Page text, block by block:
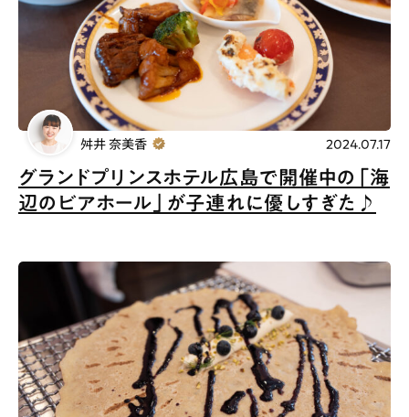
グランドプリンスホテル広島で開催中の「海
辺のビアホール」が子連れに優しすぎた♪
舛井 奈美香 2024.07.17